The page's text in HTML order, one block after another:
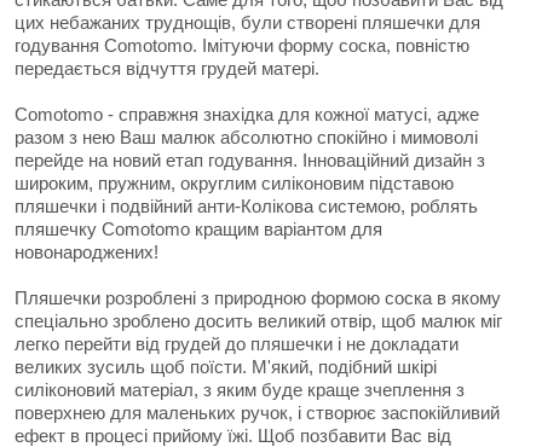
цих небажаних труднощів, були створені пляшечки для
годування Comotomo. Імітуючи форму соска, повністю
передається відчуття грудей матері.
Comotomo - справжня знахідка для кожної матусі, адже
разом з нею Ваш малюк абсолютно спокійно і мимоволі
перейде на новий етап годування. Інноваційний дизайн з
широким, пружним, округлим силіконовим підставою
пляшечки і подвійний анти-Колікова системою, роблять
пляшечку Comotomo кращим варіантом для
новонароджених!
Пляшечки розроблені з природною формою соска в якому
спеціально зроблено досить великий отвір, щоб малюк міг
легко перейти від грудей до пляшечки і не докладати
великих зусиль щоб поїсти. М'який, подібний шкірі
силіконовий матеріал, з яким буде краще зчеплення з
поверхнею для маленьких ручок, і створює заспокійливий
ефект в процесі прийому їжі. Щоб позбавити Вас від